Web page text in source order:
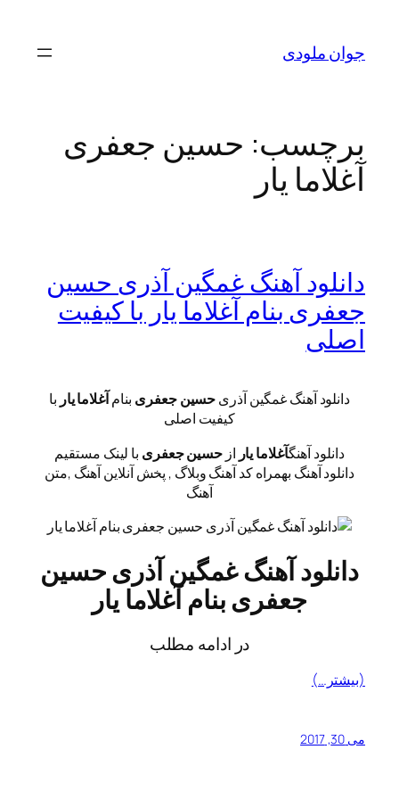
محتواجوان ملودی
برچسب: حسین جعفری
آغلاما یار
دانلود آهنگ غمگین آذری حسین
جعفری بنام آغلاما یار با کیفیت
اصلی
دانلود آهنگ غمگین آذریحسین جعفری بنامآغلاما یار با
کیفیت اصلی
دانلود آهنگآغلاما یار ازحسین جعفری با لینک مستقیم
دانلود آهنگ بهمراه کد آهنگ وبلاگ , پخش آنلاین آهنگ ,متن
آهنگ
دانلود آهنگ غمگین آذری حسین
جعفری بنام آغلاما یار
در ادامه مطلب
(بیشتر…)
می 30, 2017